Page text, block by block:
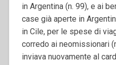
in Argentina (n. 99), e ai
case già aperte in
in Cile, per le spese di
corredo ai neomissionari
inviava nuovamente al